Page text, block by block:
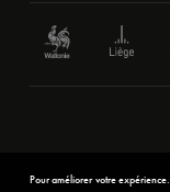
Pour améliorer votre expérience.